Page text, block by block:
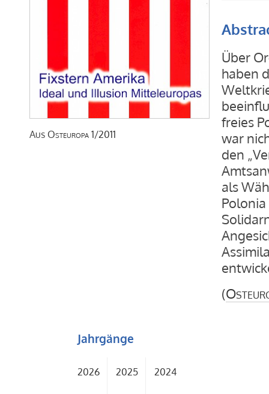
Aus Osteuropa 1/2011
Über
haben
freies
war
den
als
(
Jahrgänge
2026 2025 2024